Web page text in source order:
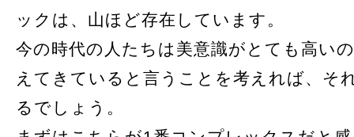
ックは、山ほど存在しています。
今の時代の人たちは美意識がとても高い
えてきていると言うことを考えれば、そ
るでしょう。